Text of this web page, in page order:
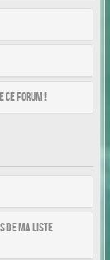
ce forum !
de ma liste